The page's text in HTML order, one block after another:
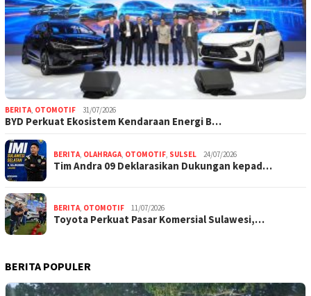
BERITA OTOMOTIF 31/07/2026
BYD Perkuat Ekosistem Kendaraan Energi B…
BERITA OLAHRAGA OTOMOTIF SULSEL 24/07/2026
Tim Andra 09 Deklarasikan Dukungan kepad…
BERITA OTOMOTIF 11/07/2026
Toyota Perkuat Pasar Komersial Sulawesi,…
BERITA POPULER